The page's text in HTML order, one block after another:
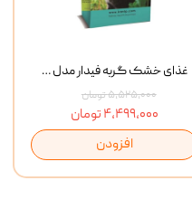
غذای خشک گربه فیدار مدل Adult وزن 10 کیلوگرم
۵,۵۲۵,۰۰۰ تومان
۴,۴۹۹,۰۰۰ تومان
افزودن